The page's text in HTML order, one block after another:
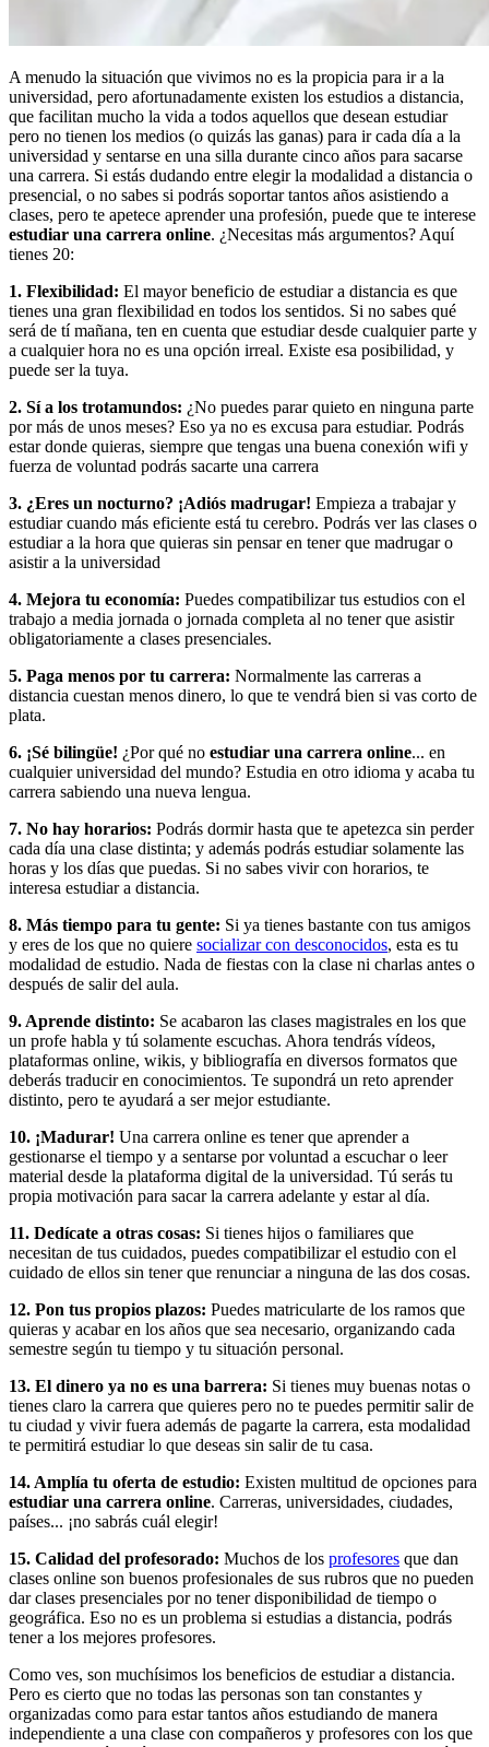
A menudo la situación que vivimos no es la propicia para ir a la
universidad, pero afortunadamente existen los estudios a distancia,
que facilitan mucho la vida a todos aquellos que desean estudiar
pero no tienen los medios (o quizás las ganas) para ir cada día a la
universidad y sentarse en una silla durante cinco años para sacarse
una carrera. Si estás dudando entre elegir la modalidad a distancia o
presencial, o no sabes si podrás soportar tantos años asistiendo a
clases, pero te apetece aprender una profesión, puede que te interese
estudiar una carrera online. ¿Necesitas más argumentos? Aquí
tienes 20:
1. Flexibilidad: El mayor beneficio de estudiar a distancia es que
tienes una gran flexibilidad en todos los sentidos. Si no sabes qué
será de tí mañana, ten en cuenta que estudiar desde cualquier parte y
a cualquier hora no es una opción irreal. Existe esa posibilidad, y
puede ser la tuya.
2. Sí a los trotamundos: ¿No puedes parar quieto en ninguna parte
por más de unos meses? Eso ya no es excusa para estudiar. Podrás
estar donde quieras, siempre que tengas una buena conexión wifi y
fuerza de voluntad podrás sacarte una carrera
3. ¿Eres un nocturno? ¡Adiós madrugar! Empieza a trabajar y
estudiar cuando más eficiente está tu cerebro. Podrás ver las clases o
estudiar a la hora que quieras sin pensar en tener que madrugar o
asistir a la universidad
4. Mejora tu economía: Puedes compatibilizar tus estudios con el
trabajo a media jornada o jornada completa al no tener que asistir
obligatoriamente a clases presenciales.
5. Paga menos por tu carrera: Normalmente las carreras a
distancia cuestan menos dinero, lo que te vendrá bien si vas corto de
plata.
6. ¡Sé bilingüe! ¿Por qué no estudiar una carrera online... en
cualquier universidad del mundo? Estudia en otro idioma y acaba tu
carrera sabiendo una nueva lengua.
7. No hay horarios: Podrás dormir hasta que te apetezca sin perder
cada día una clase distinta; y además podrás estudiar solamente las
horas y los días que puedas. Si no sabes vivir con horarios, te
interesa estudiar a distancia.
8. Más tiempo para tu gente: Si ya tienes bastante con tus amigos
y eres de los que no quiere socializar con desconocidos, esta es tu
modalidad de estudio. Nada de fiestas con la clase ni charlas antes o
después de salir del aula.
9. Aprende distinto: Se acabaron las clases magistrales en los que
un profe habla y tú solamente escuchas. Ahora tendrás vídeos,
plataformas online, wikis, y bibliografía en diversos formatos que
deberás traducir en conocimientos. Te supondrá un reto aprender
distinto, pero te ayudará a ser mejor estudiante.
10. ¡Madurar! Una carrera online es tener que aprender a
gestionarse el tiempo y a sentarse por voluntad a escuchar o leer
material desde la plataforma digital de la universidad. Tú serás tu
propia motivación para sacar la carrera adelante y estar al día.
11. Dedícate a otras cosas: Si tienes hijos o familiares que
necesitan de tus cuidados, puedes compatibilizar el estudio con el
cuidado de ellos sin tener que renunciar a ninguna de las dos cosas.
12. Pon tus propios plazos: Puedes matricularte de los ramos que
quieras y acabar en los años que sea necesario, organizando cada
semestre según tu tiempo y tu situación personal.
13. El dinero ya no es una barrera: Si tienes muy buenas notas o
tienes claro la carrera que quieres pero no te puedes permitir salir de
tu ciudad y vivir fuera además de pagarte la carrera, esta modalidad
te permitirá estudiar lo que deseas sin salir de tu casa.
14. Amplía tu oferta de estudio: Existen multitud de opciones para
estudiar una carrera online. Carreras, universidades, ciudades,
países... ¡no sabrás cuál elegir!
15. Calidad del profesorado: Muchos de los profesores que dan
clases online son buenos profesionales de sus rubros que no pueden
dar clases presenciales por no tener disponibilidad de tiempo o
geográfica. Eso no es un problema si estudias a distancia, podrás
tener a los mejores profesores.
Como ves, son muchísimos los beneficios de estudiar a distancia.
Pero es cierto que no todas las personas son tan constantes y
organizadas como para estar tantos años estudiando de manera
independiente a una clase con compañeros y profesores con los que